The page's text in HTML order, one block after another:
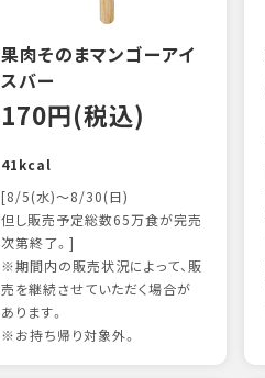
果肉そのまマンゴーアイ
スバー
170円(税込)
41kcal
[8/5(水)～8/30(日)
但し販売予定総数65万食が完売
次第終了。]
※期間内の販売状況によって、販
売を継続させていただく場合が
あります。
※お持ち帰り対象外。